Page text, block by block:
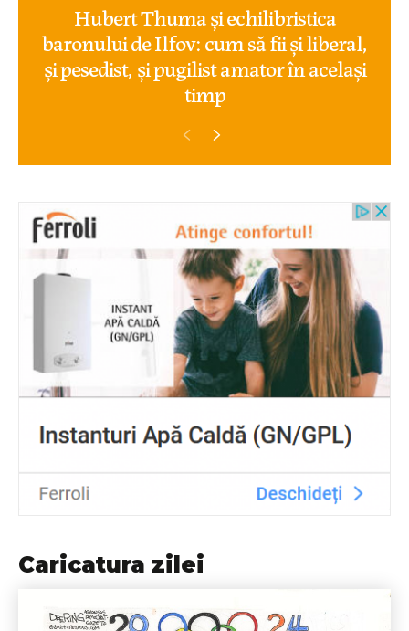
Hubert Thuma și echilibristica
baronului de Ilfov: cum să fii și liberal,
și pesedist, și pugilist amator în același
timp
Caricatura zilei